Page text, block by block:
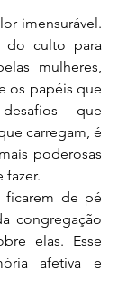
imensurável.
do culto para
mulheres,
os papéis que
que
carregam, é
poderosas
fazer.
ficarem de pé
congregação
elas. Esse
afetiva e